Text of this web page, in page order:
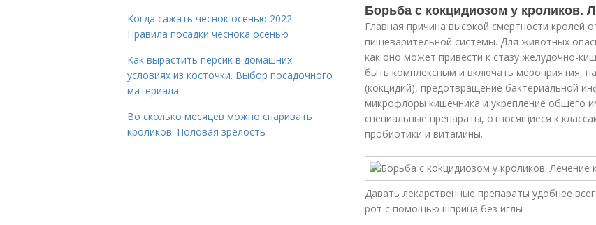
Борьба с кокцидиозом у кроликов.
Главная причина высокой смертности кролей
пищеварительной системы. Для животных
как оно может привести к стазу желудочно-
быть комплексным и включать мероприятия,
(кокцидий), предотвращение бактериальной
микрофлоры кишечника и укрепление общего
специальные препараты, относящиеся к
пробиотики и витамины.
Давать лекарственные препараты удобнее
рот с помощью шприца без иглы
Когда сажать чеснок осенью 2022.
Правила посадки чеснока осенью
Как вырастить персик в домашних
условиях из косточки. Выбор посадочного
материала
Во сколько месяцев можно спаривать
кроликов. Половая зрелость